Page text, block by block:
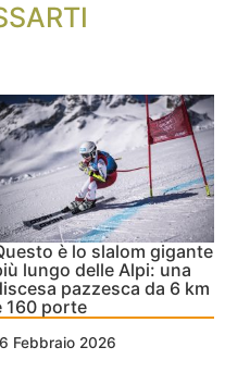
è lo slalom gigante
lungo delle Alpi: una
pazzesca da 6 km
160 porte
Febbraio 2026